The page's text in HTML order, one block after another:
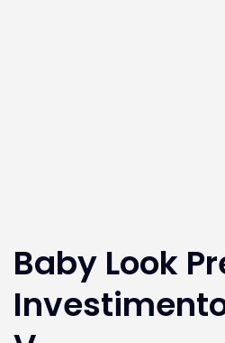
Baby Look